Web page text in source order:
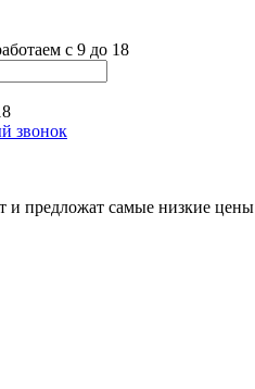
с 9 до 18
звонок
и предложат самые низкие цены